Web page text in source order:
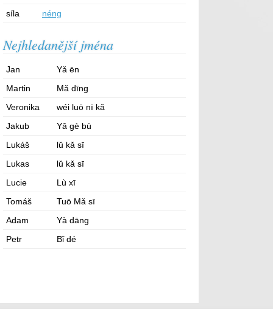
síla
néng
Nejhledanější jména
Jan
Yǎ ēn
Martin
Mǎ dīng
Veronika
wéi luō nī kǎ
Jakub
Yǎ gè bù
Lukáš
lǔ kǎ sī
Lukas
lǔ kǎ sī
Lucie
Lù xī
Tomáš
Tuō Mǎ sī
Adam
Yà dāng
Petr
Bǐ dé